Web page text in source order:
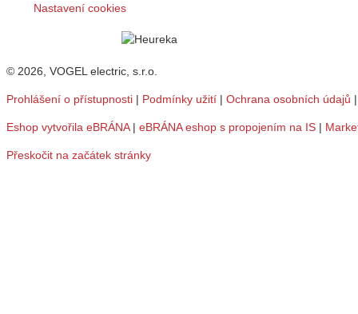
Nastavení cookies
© 2026, VOGEL electric, s.r.o.
Prohlášení o přístupnosti | Podmínky užití | Ochrana osobních údajů
Eshop vytvořila eBRÁNA| eBRÁNA eshop s propojením na IS |
Přeskočit na začátek stránky